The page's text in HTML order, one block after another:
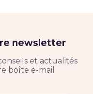
newsletter
et actualités
boîte e-mail